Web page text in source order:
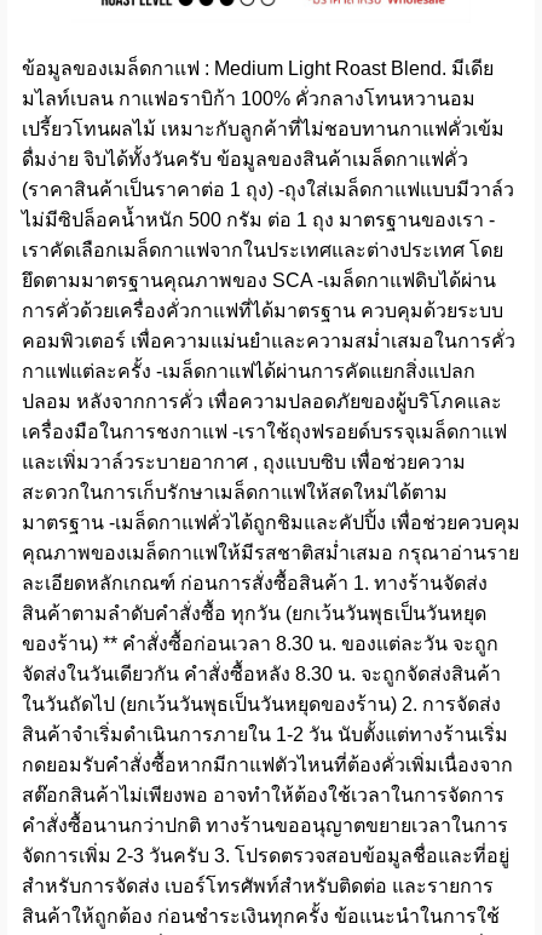
ข้อมูลของเมล็ดกาแฟ : Medium Light Roast Blend. มีเดีย
มไลท์เบลน กาแฟอราบิก้า 100% คั่วกลางโทนหวานอม
เปรี้ยวโทนผลไม้ เหมาะกับลูกค้าที่ไม่ชอบทานกาแฟคั่วเข้ม
ดื่มง่าย จิบได้ทั้งวันครับ ข้อมูลของสินค้าเมล็ดกาแฟคั่ว
(ราคาสินค้าเป็นราคาต่อ 1 ถุง) -ถุงใส่เมล็ดกาแฟแบบมีวาล์ว
ไม่มีซิปล็อคน้ำหนัก 500 กรัม ต่อ 1 ถุง มาตรฐานของเรา -
เราคัดเลือกเมล็ดกาแฟจากในประเทศและต่างประเทศ โดย
ยึดตามมาตรฐานคุณภาพของ SCA -เมล็ดกาแฟดิบได้ผ่าน
การคั่วด้วยเครื่องคั่วกาแฟที่ได้มาตรฐาน ควบคุมด้วยระบบ
คอมพิวเตอร์ เพื่อความแม่นยำและความสม่ำเสมอในการคั่ว
กาแฟแต่ละครั้ง -เมล็ดกาแฟได้ผ่านการคัดแยกสิ่งแปลก
ปลอม หลังจากการคั่ว เพื่อความปลอดภัยของผู้บริโภคและ
เครื่องมือในการชงกาแฟ -เราใช้ถุงฟรอยด์บรรจุเมล็ดกาแฟ
และเพิ่มวาล์วระบายอากาศ , ถุงแบบซิบ เพื่อช่วยความ
สะดวกในการเก็บรักษาเมล็ดกาแฟให้สดใหม่ได้ตาม
มาตรฐาน -เมล็ดกาแฟคั่วได้ถูกชิมและคัปปิ้ง เพื่อช่วยควบคุม
คุณภาพของเมล็ดกาแฟให้มีรสชาติสม่ำเสมอ กรุณาอ่านราย
ละเอียดหลักเกณฑ์ ก่อนการสั่งซื้อสินค้า 1. ทางร้านจัดส่ง
สินค้าตามลำดับคำสั่งซื้อ ทุกวัน (ยกเว้นวันพุธเป็นวันหยุด
ของร้าน) ** คำสั่งซื้อก่อนเวลา 8.30 น. ของแต่ละวัน จะถูก
จัดส่งในวันเดียวกัน คำสั่งซื้อหลัง 8.30 น. จะถูกจัดส่งสินค้า
ในวันถัดไป (ยกเว้นวันพุธเป็นวันหยุดของร้าน) 2. การจัดส่ง
สินค้าจำเริ่มดำเนินการภายใน 1-2 วัน นับตั้งแต่ทางร้านเริ่ม
กดยอมรับคำสั่งซื้อหากมีกาแฟตัวไหนที่ต้องคั่วเพิ่มเนื่องจาก
สต๊อกสินค้าไม่เพียงพอ อาจทำให้ต้องใช้เวลาในการจัดการ
คำสั่งซื้อนานกว่าปกติ ทางร้านขออนุญาตขยายเวลาในการ
จัดการเพิ่ม 2-3 วันครับ 3. โปรดตรวจสอบข้อมูลชื่อและที่อยู่
สำหรับการจัดส่ง เบอร์โทรศัพท์สำหรับติดต่อ และรายการ
สินค้าให้ถูกต้อง ก่อนชำระเงินทุกครั้ง ข้อแนะนำในการใช้